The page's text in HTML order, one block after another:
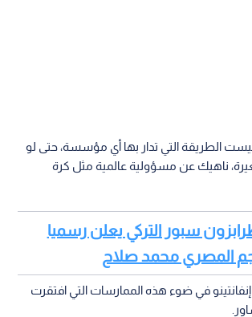
الطريقة التي تدار بها أي مؤسسة، حتى لو
ناهيك عن مسؤولية عالمية مثل كرة
سبور التركي يعلن رسميا
المصري محمد صلاح
إنفانتينو في ضوء هذه الممارسات التي افتقرت